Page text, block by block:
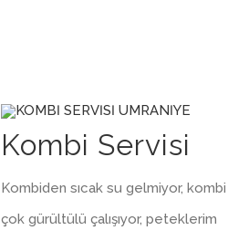
Kombi Servisi
Kombiden sıcak su gelmiyor, kombi
çok gürültülü çalışıyor, peteklerim